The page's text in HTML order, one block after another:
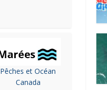
Pêches et Océan
Canada